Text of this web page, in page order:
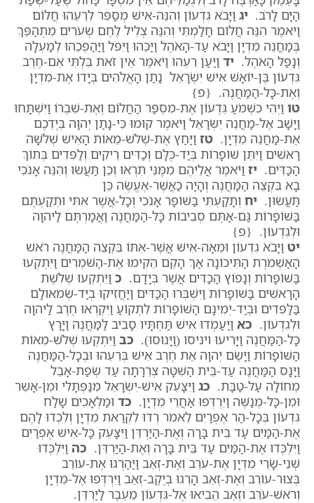
הַיָּם לָרֹב. יג וַיָּבֹא גִדְעוֹן וְהִנֵּה-אִישׁ מְסַפֵּר לְרֵעֵהוּ חֲלוֹם
וַיֹּאמֶר הִנֵּה חֲלוֹם חָלַמְתִּי וְהִנֵּה צְלִיל לֶחֶם שְׂעֹרִים מִתְהַפֵּךְ
בְּמַחֲנֵה מִדְיָן וַיָּבֹא עַד-הָאֹהֶל וַיַּכֵּהוּ וַיִּפֹּל וַיַּהַפְכֵהוּ לְמַעְלָה
וְנָפַל הָאֹהֶל. יד וַיַּעַן רֵעֵהוּ וַיֹּאמֶר אֵין זֹאת בִּלְתִּי אִם-חֶרֶב
גִּדְעוֹן בֶּן-יוֹאָשׁ אִישׁ יִשְׂרָאֵל נָתַן הָאֱלֹהִים בְּיָדוֹ אֶת-מִדְיָן
וְאֶת-כָּל-הַמַּחֲנֶה. {פ}
טו וַיְהִי כִשְׁמֹעַ גִּדְעוֹן אֶת-מִסְפַּר הַחֲלוֹם וְאֶת-שִׁבְרוֹ וַיִּשְׁתָּחוּ
וַיָּשָׁב אֶל-מַחֲנֵה יִשְׂרָאֵל וַיֹּאמֶר קוּמוּ כִּי-נָתַן יְהוָה בְּיֶדְכֶם
אֶת-מַחֲנֵה מִדְיָן. טז וַיַּחַץ אֶת-שְׁלֹשׁ-מֵאוֹת הָאִישׁ שְׁלֹשָׁה
רָאשִׁים וַיִּתֵּן שׁוֹפָרוֹת בְּיַד-כֻּלָּם וְכַדִּים רֵיקִים וְלַפִּדִים בְּתוֹךְ
הַכַּדִּים. יז וַיֹּאמֶר אֲלֵיהֶם מִמֶּנִּי תִרְאוּ וְכֵן תַּעֲשׂוּ וְהִנֵּה אָנֹכִי
בָא בִּקְצֵה הַמַּחֲנֶה וְהָיָה כַאֲשֶׁר-אֶעֱשֶׂה כֵּן
תַּעֲשׂוּן. יח וְתָקַעְתִּי בַּשּׁוֹפָר אָנֹכִי וְכָל-אֲשֶׁר אִתִּי וּתְקַעְתֶּם
בַּשּׁוֹפָרוֹת גַּם-אַתֶּם סְבִיבוֹת כָּל-הַמַּחֲנֶה וַאֲמַרְתֶּם לַיהוָה
וּלְגִדְעוֹן. {פ}
יט וַיָּבֹא גִדְעוֹן וּמֵאָה-אִישׁ אֲשֶׁר-אִתּוֹ בִּקְצֵה הַמַּחֲנֶה רֹאשׁ
הָאַשְׁמֹרֶת הַתִּיכוֹנָה אַךְ הָקֵם הֵקִימוּ אֶת-הַשֹּׁמְרִים וַיִּתְקְעוּ
בַּשּׁוֹפָרוֹת וְנָפוֹץ הַכַּדִּים אֲשֶׁר בְּיָדָם. כ וַיִּתְקְעוּ שְׁלֹשֶׁת
הָרָאשִׁים בַּשּׁוֹפָרוֹת וַיִּשְׁבְּרוּ הַכַּדִּים וַיַּחֲזִיקוּ בְיַד-שְׂמֹאולָם
בַּלַּפִּדִים וּבְיַד-יְמִינָם הַשּׁוֹפָרוֹת לִתְקוֹעַ וַיִּקְרְאוּ חֶרֶב לַיהוָה
וּלְגִדְעוֹן. כא וַיַּעַמְדוּ אִישׁ תַּחְתָּיו סָבִיב לַמַּחֲנֶה וַיָּרָץ
כָּל-הַמַּחֲנֶה וַיָּרִיעוּ ויניסו (וַיָּנוּסוּ). כב וַיִּתְקְעוּ שְׁלֹשׁ-מֵאוֹת
הַשּׁוֹפָרוֹת וַיָּשֶׂם יְהוָה אֵת חֶרֶב אִישׁ בְּרֵעֵהוּ וּבְכָל-הַמַּחֲנֶה
וַיָּנָס הַמַּחֲנֶה עַד-בֵּית הַשִּׁטָּה צְרֵרָתָה עַד שְׂפַת-אָבֵל
מְחוֹלָה עַל-טַבָּת. כג וַיִּצָּעֵק אִישׁ-יִשְׂרָאֵל מִנַּפְתָּלִי וּמִן-אָשֵׁר
וּמִן-כָּל-מְנַשֶּׁה וַיִּרְדְּפוּ אַחֲרֵי מִדְיָן. כד וּמַלְאָכִים שָׁלַח
גִּדְעוֹן בְּכָל-הַר אֶפְרַיִם לֵאמֹר רְדוּ לִקְרַאת מִדְיָן וְלִכְדוּ לָהֶם
אֶת-הַמַּיִם עַד בֵּית בָּרָה וְאֶת-הַיַּרְדֵּן וַיִּצָּעֵק כָּל-אִישׁ אֶפְרַיִם
וַיִּלְכְּדוּ אֶת-הַמַּיִם עַד בֵּית בָּרָה וְאֶת-הַיַּרְדֵּן. כה וַיִּלְכְּדוּ
שְׁנֵי-שָׂרֵי מִדְיָן אֶת-עֹרֵב וְאֶת-זְאֵב וַיַּהַרְגוּ אֶת-עוֹרֵב
בְּצוּר-עוֹרֵב וְאֶת-זְאֵב הָרְגוּ בְיֶקֶב-זְאֵב וַיִּרְדְּפוּ אֶל-מִדְיָן
וְרֹאשׁ-עֹרֵב וּזְאֵב הֵבִיאוּ אֶל-גִּדְעוֹן מֵעֵבֶר לַיַּרְדֵּן.